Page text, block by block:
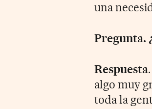
una
Pregunta.
Respuesta
algo muy
toda la